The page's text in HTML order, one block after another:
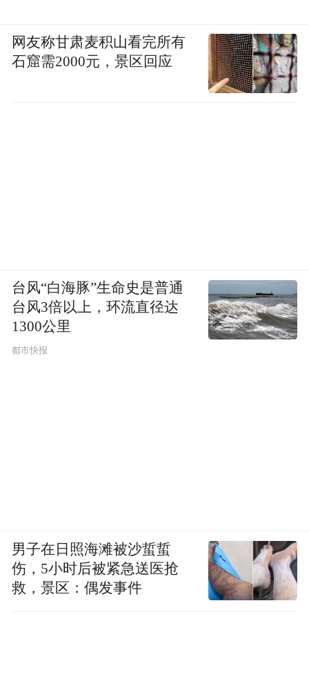
网友称甘肃麦积山看完所有
石窟需2000元，景区回应
台风“白海豚”生命史是普通
台风3倍以上，环流直径达
1300公里
都市快报
男子在日照海滩被沙蜇蜇
伤，5小时后被紧急送医抢
救，景区：偶发事件